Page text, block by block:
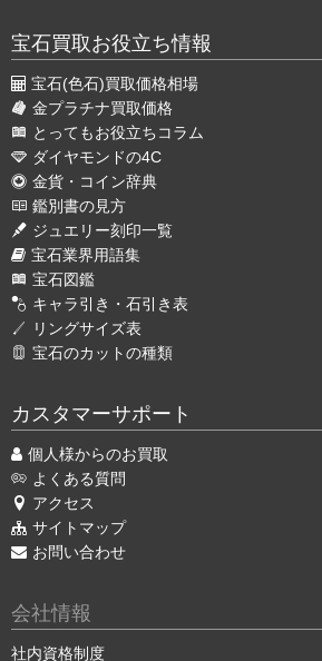
宝石買取お役立ち情報
宝石(色石)買取価格相場
金プラチナ買取価格
とってもお役立ちコラム
ダイヤモンドの4C
金貨・コイン辞典
鑑別書の見方
ジュエリー刻印一覧
宝石業界用語集
宝石図鑑
キャラ引き・石引き表
リングサイズ表
宝石のカットの種類
カスタマーサポート
個人様からのお買取
よくある質問
アクセス
サイトマップ
お問い合わせ
会社情報
社内資格制度